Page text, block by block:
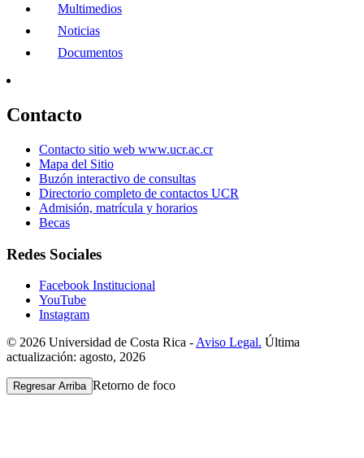
Multimedios
Noticias
Documentos
Contacto
Contacto sitio web www.ucr.ac.cr
Mapa del Sitio
Buzón interactivo de consultas
Directorio completo de contactos UCR
Admisión, matrícula y horarios
Becas
Redes Sociales
Facebook Institucional
YouTube
Instagram
© 2026 Universidad de Costa Rica - Aviso Legal. Última
actualización: agosto, 2026
Regresar Arriba Retorno de foco